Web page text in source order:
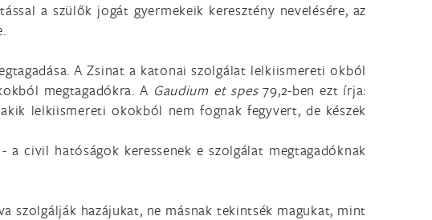
a szülők jogát gyermekeik keresztény nevelésére, az
A Zsinat a katonai szolgálat lelkiismereti okból
megtagadókra. A Gaudium et spes79,2-ben ezt írja:
lelkiismereti okokból nem fognak fegyvert, de készek
civil hatóságok keressenek e szolgálat megtagadóknak
szolgálják hazájukat, ne másnak tekintsék magukat, mint